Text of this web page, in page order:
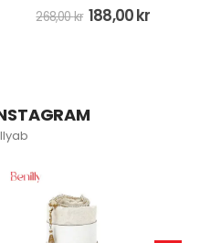
149,00kr 104,00kr